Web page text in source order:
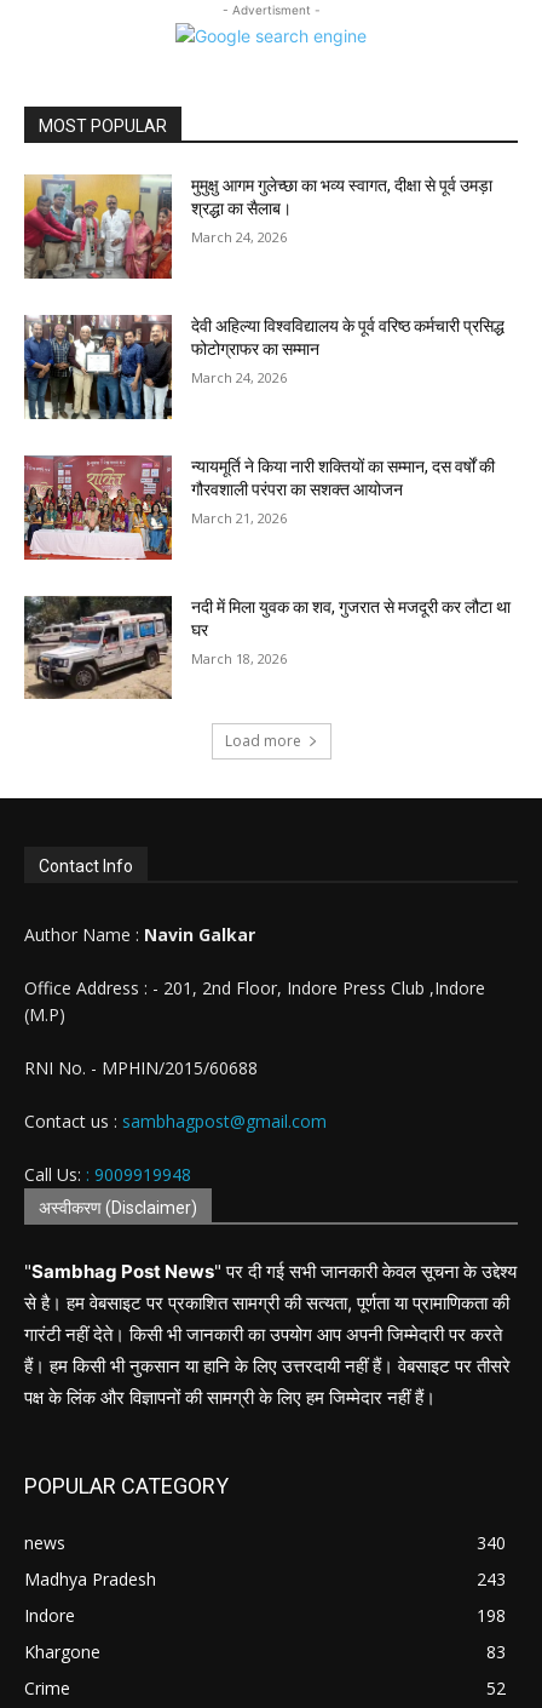
- Advertisment -
MOST POPULAR
मुमुक्षु आगम गुलेच्छा का भव्य स्वागत, दीक्षा से पूर्व उमड़ा
श्रद्धा का सैलाब।
March 24, 2026
देवी अहिल्या विश्वविद्यालय के पूर्व वरिष्ठ कर्मचारी प्रसिद्ध
फोटोग्राफर का सम्मान
March 24, 2026
न्यायमूर्ति ने किया नारी शक्तियों का सम्मान, दस वर्षों की
गौरवशाली परंपरा का सशक्त आयोजन
March 21, 2026
नदी में मिला युवक का शव, गुजरात से मजदूरी कर लौटा था
घर
March 18, 2026
Load more
Contact Info
Author Name : Navin Galkar
Office Address : - 201, 2nd Floor, Indore Press Club ,Indore
(M.P)
RNI No. - MPHIN/2015/60688
Contact us : sambhagpost@gmail.com
Call Us: : 9009919948
अस्वीकरण (Disclaimer)
"Sambhag Post News" पर दी गई सभी जानकारी केवल सूचना के उद्देश्य
से है। हम वेबसाइट पर प्रकाशित सामग्री की सत्यता, पूर्णता या प्रामाणिकता की
गारंटी नहीं देते। किसी भी जानकारी का उपयोग आप अपनी जिम्मेदारी पर करते
हैं। हम किसी भी नुकसान या हानि के लिए उत्तरदायी नहीं हैं। वेबसाइट पर तीसरे
पक्ष के लिंक और विज्ञापनों की सामग्री के लिए हम जिम्मेदार नहीं हैं।
POPULAR CATEGORY
news
340
Madhya Pradesh
243
Indore
198
Khargone
83
Crime
52